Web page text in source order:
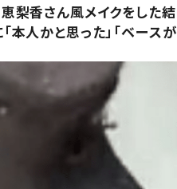
梨香さん風メイクをした結
人かと思った」「ベースが